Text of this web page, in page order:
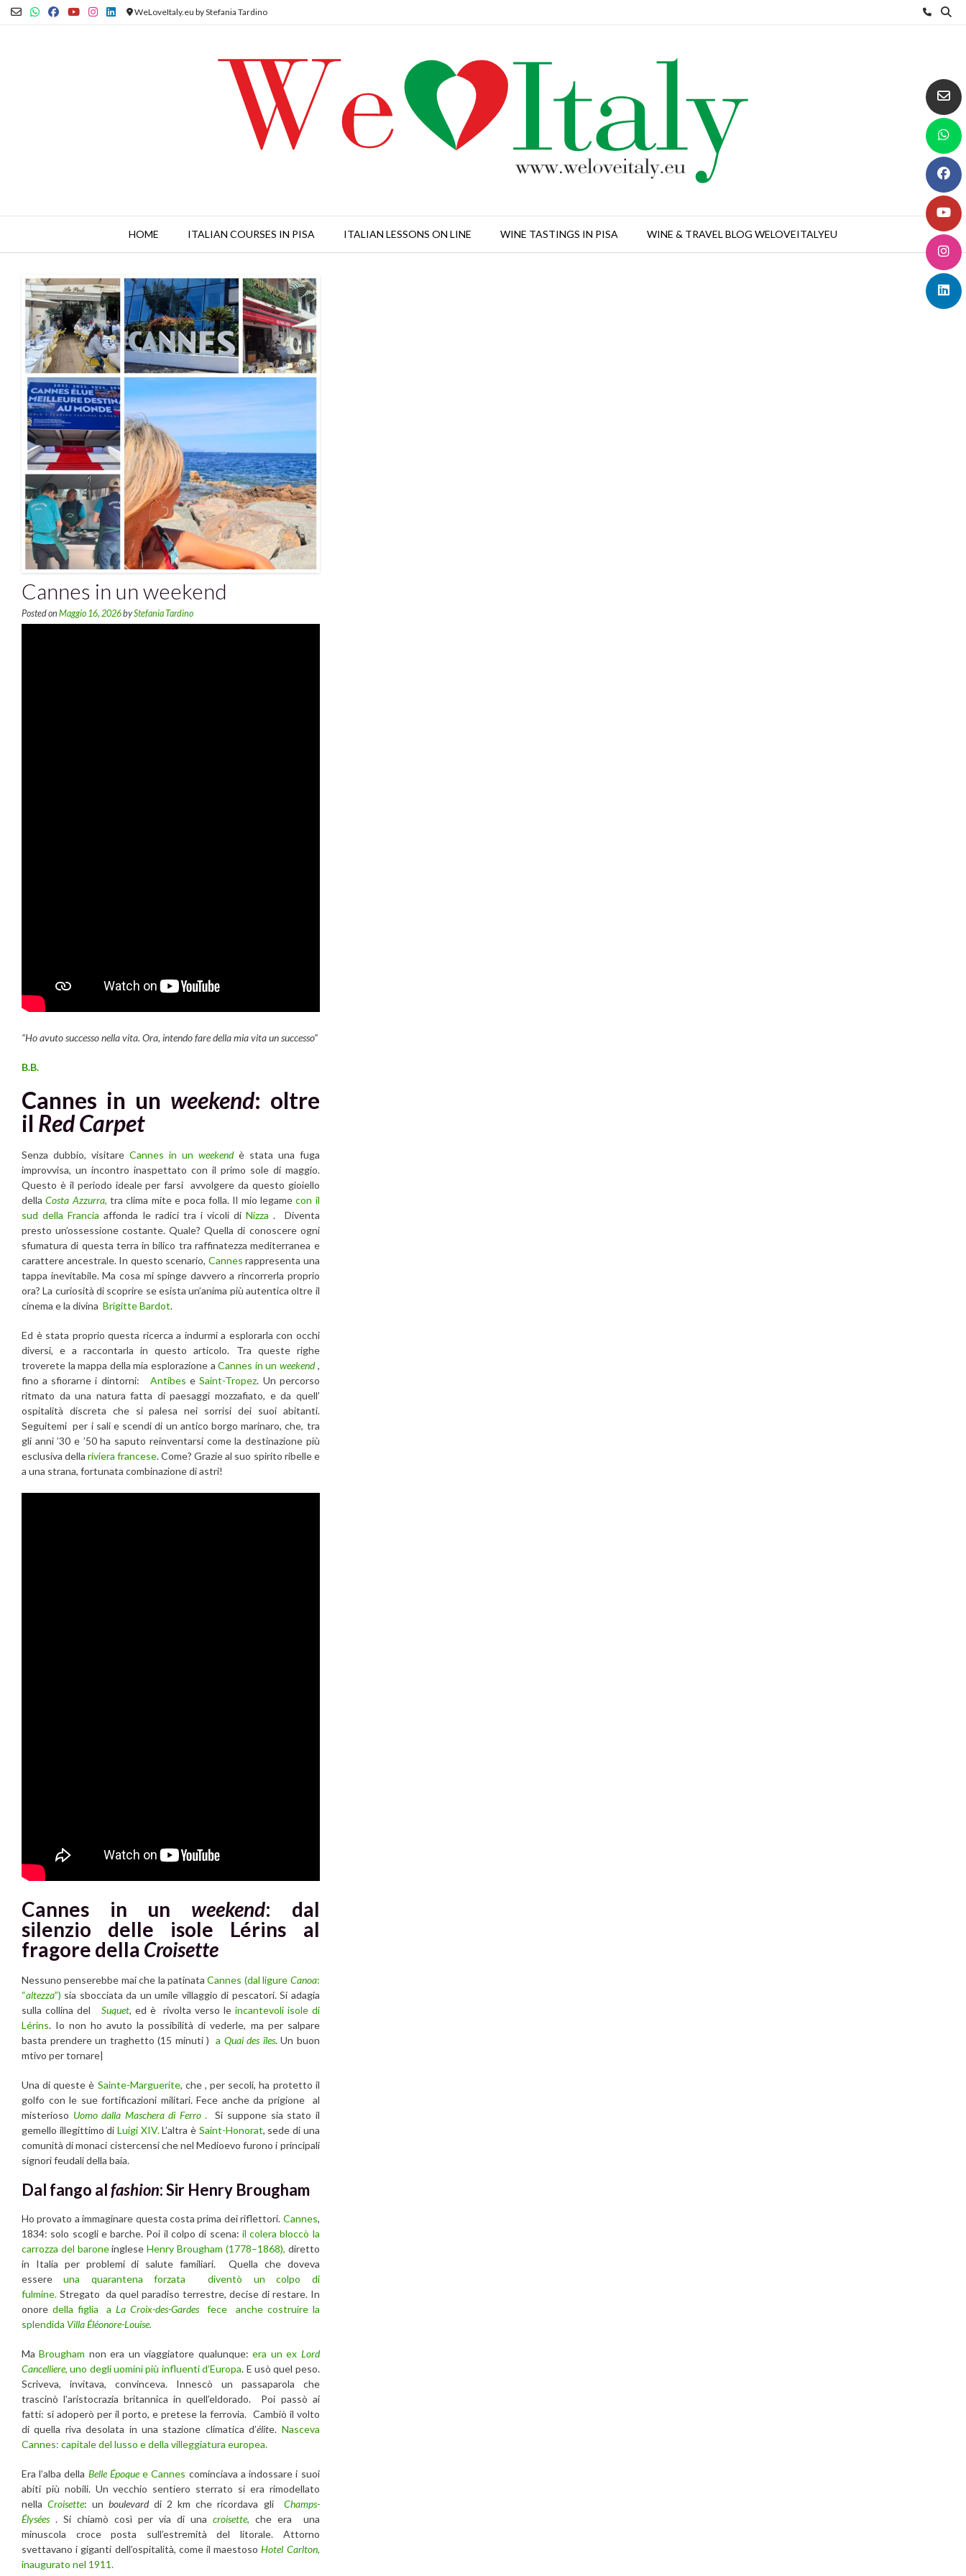
Skip
WeLoveItaly.eu by Stefania Tardino
HOME ITALIAN COURSES IN PISA ITALIAN LESSONS ON LINE WINE TASTINGS IN PISA WINE & TRAVEL BLOG WELOVEITALYEU
Cannes in un weekend
Posted on Maggio 16, 2026byStefania Tardino
“Ho avuto successo nella vita. Ora, intendo fare della mia vita un successo”
B.B.
Cannes in un weekend: oltre
il Red Carpet
Senza dubbio, visitare Cannes in un weekendè stata una fuga
improvvisa, un incontro inaspettato con il primo sole di maggio.
Questo è il periodo ideale per farsi avvolgere da questo gioiello
dellaCosta Azzurra, tra clima mite e poca folla. Il mio legamecon il
sud della Francia affonda le radici tra i vicoli diNizza . Diventa
presto un’ossessione costante. Quale? Quella di conoscere ogni
sfumatura di questa terra in bilico tra raffinatezza mediterranea e
carattere ancestrale. In questo scenario, Cannes rappresenta una
tappa inevitabile. Ma cosa mi spinge davvero a rincorrerla proprio
ora? La curiosità di scoprire se esista un’anima più autentica oltre il
cinema e la divina Brigitte Bardot.
Ed è stata proprio questa ricerca a indurmi a esplorarla con occhi
diversi, e a raccontarla in questo articolo. Tra queste righe
troverete la mappa della mia esplorazione aCannes in unweekend,
fino a sfiorarne i dintorni:Antibes eSaint-Tropez. Un percorso
ritmato da una natura fatta di paesaggi mozzafiato, e da quell’
ospitalità discreta che si palesa nei sorrisi dei suoi abitanti.
Seguitemi per i sali e scendi di un antico borgo marinaro, che, tra
gli anni ’30 e ’50 ha saputo reinventarsi come la destinazione più
esclusiva dellariviera francese. Come? Grazie al suo spirito ribelle e
a una strana, fortunata combinazione di astri!
Cannes in un weekend: dal
silenzio delle isole Lérins al
fragore della Croisette
Nessuno penserebbe mai che la patinataCannes (dal ligure Canoa:
“altezza”) sia sbocciata da un umile villaggio di pescatori. Si adagia
sulla collina del
Suquet, ed è rivolta verso le incantevoli isole di
Lérins. Io non ho avuto la possibilità di vederle, ma per salpare
basta prendere un traghetto (15 minuti ) a Quai des îles. Un buon
mtivo per tornare|
Una di queste è Sainte-Marguerite, che , per secoli, ha protetto il
golfo con le sue fortificazioni militari. Fece anche da prigione al
misterioso Uomo dalla Maschera di Ferro. Si suppone sia stato il
gemello illegittimo di Luigi XIV.L’altra è Saint-Honorat, sede di una
comunità di monaci cistercensi che nel Medioevo furono i principali
signori feudali della baia.
Dal fango alfashion: Sir Henry Brougham
Ho provato a immaginare questa costa prima dei riflettori. Cannes,
1834: solo scogli e barche. Poi il colpo di scena: il colera bloccò la
carrozza del baroneingleseHenry Brougham (1778–1868), diretto
in Italia per problemi di salute familiari. Quella che doveva
essereuna quarantena forzata diventò un colpo di
fulmine. Stregato da quel paradiso terrestre, decise di restare. In
onore della figlia aLa Croix-des-Gardesfece anche costruire la
splendida Villa Éléonore-Louise.
MaBrougham non era un viaggiatore qualunque:era un ex Lord
Cancelliere, uno degli uomini più influenti d’Europa. E usò quel peso.
Scriveva, invitava, convinceva. Innescò un passaparola che
trascinò l’aristocrazia britannica in quell’eldorado. Poi passò ai
fatti: si adoperò per il porto, e pretese la ferrovia. Cambiò il volto
di quella riva desolata in una stazione climatica d’élite. Nasceva
Cannes: capitale del lusso e della villeggiatura europea.
Era l’alba della Belle Époquee Cannes cominciava a indossare i suoi
abiti più nobili. Un vecchio sentiero sterrato si era rimodellato
nellaCroisette: unboulevarddi 2 km che ricordava gli Champs-
Élysées . Si chiamò così per via di una croisette, che era una
minuscola croce posta sull’estremità del litorale. Attorno
svettavano i giganti dell’ospitalità, come il maestosoHotel Carlton,
inaugurato nel 1911.